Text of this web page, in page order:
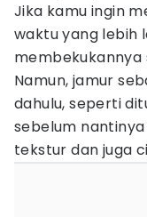
Jika kamu ingin
waktu yang lebih
Namun, jamur
dahulu, seperti
sebelum
tekstur dan juga